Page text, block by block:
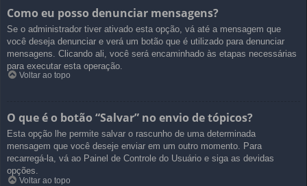
Como eu posso denunciar mensagens?
Se o administrador tiver ativado esta opção, vá até a mensagem que
você deseja denunciar e verá um botão que é utilizado para denunciar
mensagens. Clicando ali, você será encaminhado às etapas necessárias
para executar esta operação.
Voltar ao topo
O que é o botão “Salvar” no envio de tópicos?
Esta opção lhe permite salvar o rascunho de uma determinada
mensagem que você deseje enviar em um outro momento. Para
recarregá-la, vá ao Painel de Controle do Usuário e siga as devidas
opções.
Voltar ao topo